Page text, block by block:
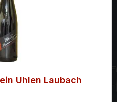
Uhlen Laubach